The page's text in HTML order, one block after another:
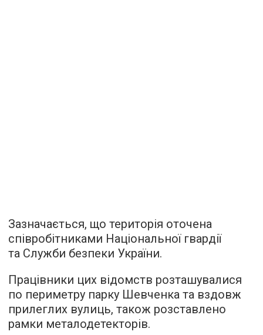
Зазначається, що територія оточена
співробітниками Національної гвардії
та Служби безпеки України.
Працівники цих відомств розташувалися
по периметру парку Шевченка та вздовж
прилеглих вулиць, також розставлено
рамки металодетекторів.